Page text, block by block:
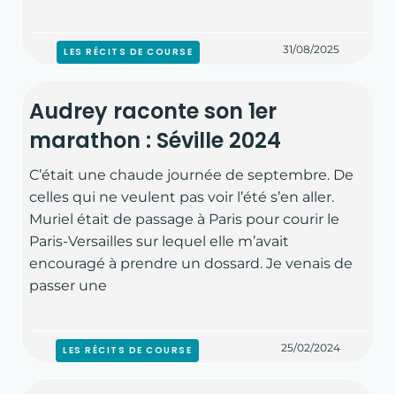
LES RÉCITS DE COURSE 31/08/2025
Audrey raconte son 1er
marathon : Séville 2024
C’était une chaude journée de septembre. De
celles qui ne veulent pas voir l’été s’en aller.
Muriel était de passage à Paris pour courir le
Paris-Versailles sur lequel elle m’avait
encouragé à prendre un dossard. Je venais de
passer une
LES RÉCITS DE COURSE 25/02/2024